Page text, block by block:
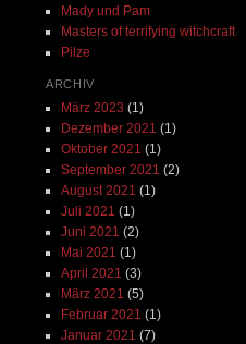
Mady und Pam
Masters of terrifying witchcraft
Pilze
ARCHIV
März 2023 (1)
Dezember 2021 (1)
Oktober 2021 (1)
September 2021 (2)
August 2021 (1)
Juli 2021 (1)
Juni 2021 (2)
Mai 2021 (1)
April 2021 (3)
März 2021 (5)
Februar 2021 (1)
Januar 2021 (7)